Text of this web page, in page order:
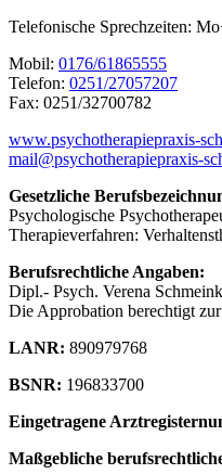
Telefonische Sprechzeiten:
Mobil: 0176/61865555
Telefon: 0251/27057207
Fax: 0251/32700782
www.psychotherapiepraxis-
mail@psychotherapiepraxis-
Gesetzliche
Psychologische
Therapieverfahren:
Berufsrechtliche Angaben:
Dipl.- Psych. Verena
Die Approbation berechtigt
LANR: 890979768
BSNR: 196833700
Eingetragene
Maßgebliche